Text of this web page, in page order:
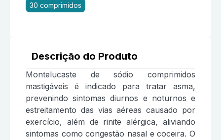
30 comprimidos
Descrição do Produto
Montelucaste de sódio comprimidos
mastigáveis é indicado para tratar asma,
prevenindo sintomas diurnos e noturnos e
estreitamento das vias aéreas causado por
exercício, além de rinite alérgica, aliviando
sintomas como congestão nasal e coceira. O